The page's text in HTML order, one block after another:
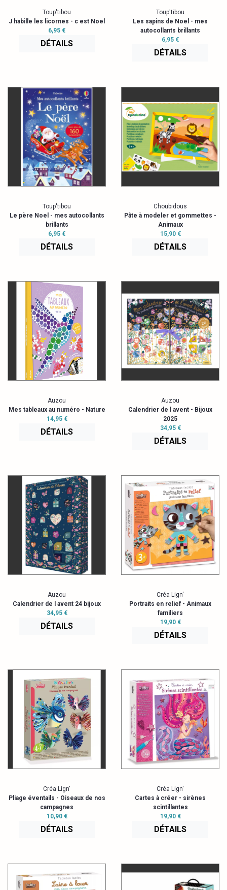
Toup'tibou
J habille les licornes - c est Noel
6,95 €
DÉTAILS
Toup'tibou
Les sapins de Noel - mes
autocollants brillants
6,95 €
DÉTAILS
Toup'tibou
Le père Noel - mes autocollants
brillants
6,95 €
DÉTAILS
Choubidous
Pâte à modeler et gommettes -
Animaux
15,90 €
DÉTAILS
Auzou
Mes tableaux au numéro - Nature
14,95 €
DÉTAILS
Auzou
Calendrier de l avent - Bijoux
2025
34,95 €
DÉTAILS
Auzou
Calendrier de l avent 24 bijoux
34,95 €
DÉTAILS
Créa Lign'
Portraits en relief - Animaux
familiers
19,90 €
DÉTAILS
Créa Lign'
Pliage éventails - Oiseaux de nos
campagnes
10,90 €
DÉTAILS
Créa Lign'
Cartes à créer - sirènes
scintillantes
19,90 €
DÉTAILS